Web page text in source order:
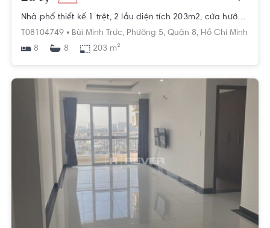
Nhà phố thiết kế 1 trệt, 2 lầu diện tích 203m2, cửa hướng Đông mát mẻ.
T08104749 • Bùi Minh Trực, Phường 5, Quận 8, Hồ Chí Minh
8
8 203 m²